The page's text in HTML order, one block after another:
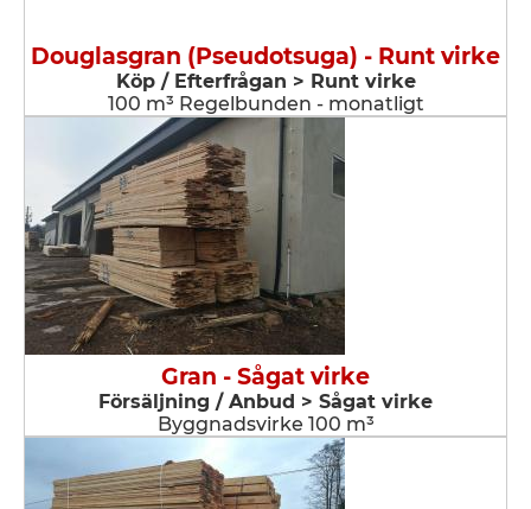
Douglasgran (Pseudotsuga) - Runt virke
Köp / Efterfrågan > Runt virke
100 m³ Regelbunden - monatligt
Gran - Sågat virke
Försäljning / Anbud > Sågat virke
Byggnadsvirke 100 m³